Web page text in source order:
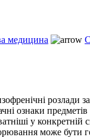
медицина
розлади
ознаки
у
може бути